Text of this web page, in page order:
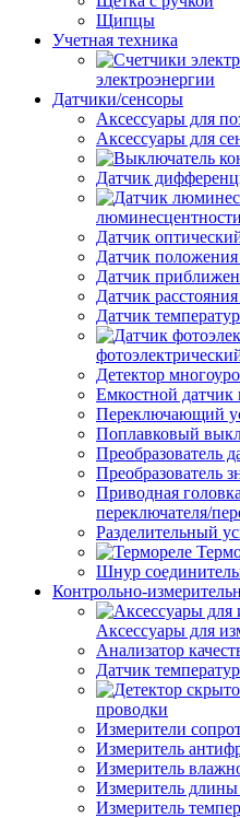
Щипцы
Учетная техника
электроэнергии
Датчики/сенсоры
Аксессуары для
Аксессуары для
Датчик
люминесцентности
Датчик
Датчик
Датчик
Датчик
Датчик
Детектор
Емкостной
Переключающий
Поплавковый
Преобразователь
Преобразователь
Приводная
переключателя/
Разделительный
Шнур
Контрольно-
Аксессуары для
Анализатор
Датчик
проводки
Измерители
Измеритель
Измеритель
Измеритель длины
Измеритель